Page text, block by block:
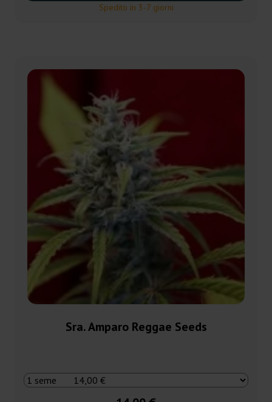
Spedito in 3-7 giorni
Sra. Amparo Reggae Seeds